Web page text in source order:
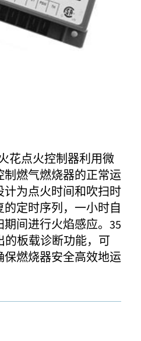
花点火控制器利用微
燃气燃烧器的正常运
为点火时间和吹扫时
定时序列，一小时自
间进行火焰感应。35
的板载诊断功能，可
燃烧器安全高效地运